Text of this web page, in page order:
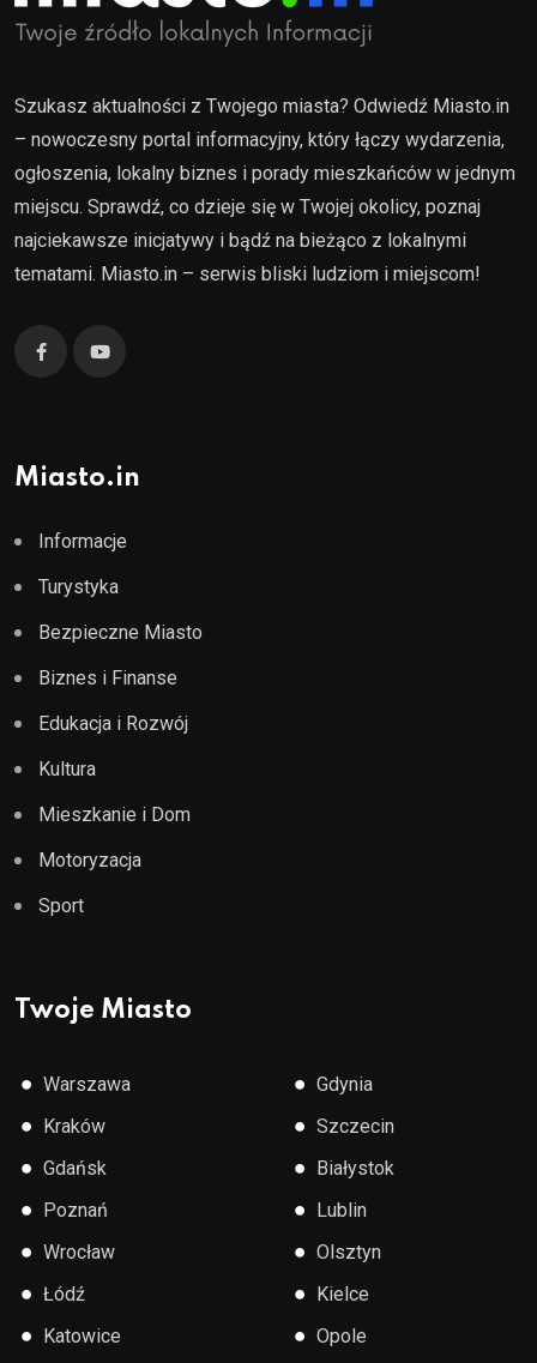
Szukasz aktualności z Twojego miasta? Odwiedź Miasto.in
– nowoczesny portal informacyjny, który łączy wydarzenia,
ogłoszenia, lokalny biznes i porady mieszkańców w jednym
miejscu. Sprawdź, co dzieje się w Twojej okolicy, poznaj
najciekawsze inicjatywy i bądź na bieżąco z lokalnymi
tematami. Miasto.in – serwis bliski ludziom i miejscom!
Miasto.in
Informacje
Turystyka
Bezpieczne Miasto
Biznes i Finanse
Edukacja i Rozwój
Kultura
Mieszkanie i Dom
Motoryzacja
Sport
Twoje Miasto
● Warszawa
● Kraków
● Gdańsk
● Poznań
● Wrocław
● Łódź
● Katowice
● Gdynia
● Szczecin
● Białystok
● Lublin
● Olsztyn
● Kielce
● Opole